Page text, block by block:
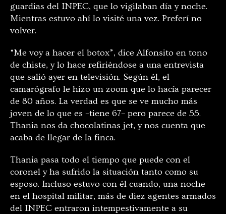
guardias del INPEC, que lo vigilaban día y noche.
Mientras estuvo ahí lo visité una vez. Preferí no
volver.
“Me voy a hacer el botox”, dice Alfonsito en tono
de chiste, y lo hace refiriéndose a una entrevista
que salió ayer en televisión. Según él, el
camarógrafo le hizo un zoom que lo hacía parecer
de 80 años. La verdad es que se ve mucho más
joven de lo que es –tiene 67– pero parece de 55.
Thania nos da chocolatinas jet, y nos cuenta que
acaba de llegar de la finca.
Thania pasa todo el tiempo que puede con el
coronel y ha sufrido la situación tanto como su
esposo. Incluso estuvo con él cuando, una noche
en el hospital militar, más de diez agentes armados
del INPEC entraron intempestivamente a su